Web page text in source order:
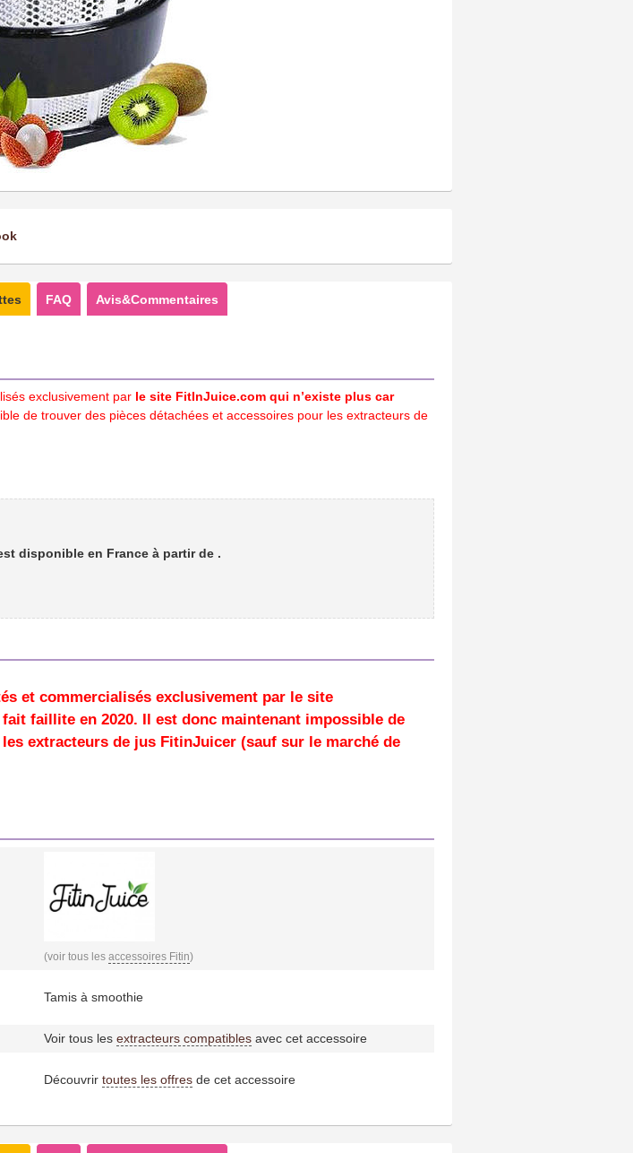
FAQ Avis&Commentaires
exclusivement par le site FitInJuice.com qui n’existe plus car
de trouver des pièces détachées et accessoires pour les extracteurs de
disponible en France à partir de .
et commercialisés exclusivement par le site
faillite en 2020. Il est donc maintenant impossible de
extracteurs de jus FitinJuicer (sauf sur le marché de
(voir tous les accessoires Fitin)
Tamis à smoothie
Voir tous les extracteurs compatiblesavec cet accessoire
Découvrir toutes les offresde cet accessoire